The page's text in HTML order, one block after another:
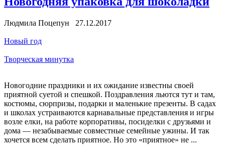
Людмила Поцепун 27.12.2017
Новый год
Творческая минутка
Новогодние праздники и их ожидание известны своей
приятной суетой и спешкой. Поздравления льются тут и там,
костюмы, сюрпризы, подарки и маленькие презенты. В садах
и школах устраиваются карнавальные представления и игры
возле елки, на работе корпоративы, посиделки с друзьями и
дома — незабываемые совместные семейные ужины. И так
хочется всем сделать приятное. Но это «приятное» не ...